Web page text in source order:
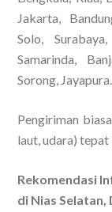
Jakarta,
Solo,
Samarinda,
Sorong, Jayapura.
Pengiriman
laut, udara) tepat
Rekomendasi
di Nias Selatan,